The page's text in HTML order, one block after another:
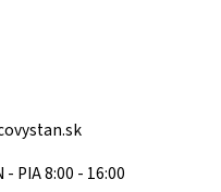
- PIA 8:00 - 16:00